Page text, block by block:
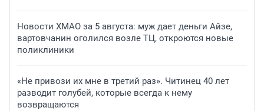
Новости ХМАО за 5 августа: муж дает деньги Айзе,
вартовчанин оголился возле ТЦ, откроются новые
поликлиники
«Не привози их мне в третий раз». Читинец 40 лет
разводит голубей, которые всегда к нему
возвращаются